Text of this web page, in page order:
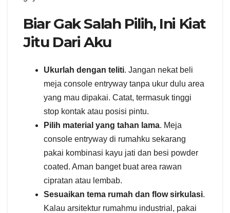
Biar Gak Salah Pilih, Ini Kiat
Jitu Dari Aku
Ukurlah dengan teliti. Jangan nekat beli
meja console entryway tanpa ukur dulu area
yang mau dipakai. Catat, termasuk tinggi
stop kontak atau posisi pintu.
Pilih material yang tahan lama. Meja
console entryway di rumahku sekarang
pakai kombinasi kayu jati dan besi powder
coated. Aman banget buat area rawan
cipratan atau lembab.
Sesuaikan tema rumah dan flow sirkulasi.
Kalau arsitektur rumahmu industrial, pakai